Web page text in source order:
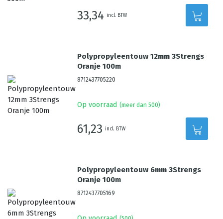
33,34 incl. BTW
Polypropyleentouw 12mm 3Strengs
Oranje 100m
8712437705220
Op voorraad (meer dan 500)
61,23 incl. BTW
Polypropyleentouw 6mm 3Strengs
Oranje 100m
8712437705169